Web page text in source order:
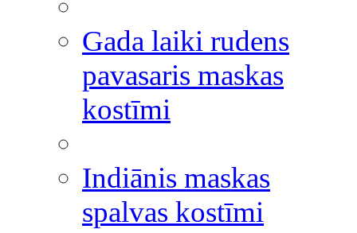
Gada laiki rudens
pavasaris maskas
kostīmi
Indiānis maskas
spalvas kostīmi